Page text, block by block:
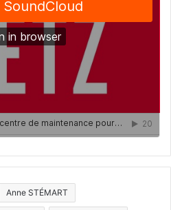
Anne STÉMART